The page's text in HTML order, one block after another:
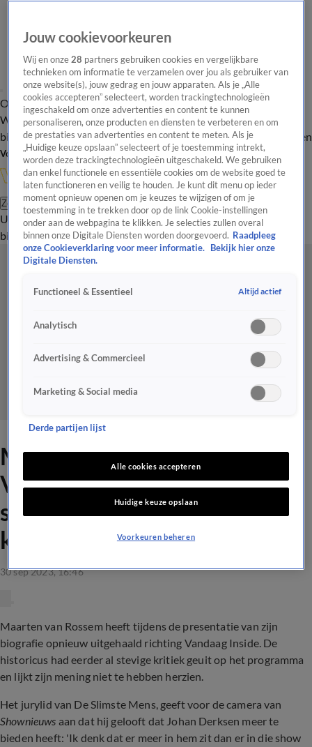
Overzicht Onze programma's Uitzendingen Onze gezichten
In de
WandelgangenInterviewsUitzending
bijwonenPodcastShopVeelgestelde vragenKijkersvraag insturen
Volg Vandaag Inside
Zoeken
UitzendingenVandaag InsideDe OranjezomerShopUitzending
bijwonen
Maarten van Rossem over
Vandaag Inside: 'Achterlijke
show, schaamt u zich als u
kijkt!'
30 sep 2023, 16:46
Maarten van Rossem heeft tijdens de presentatie van zijn
biografie opnieuw uitgehaald richting Vandaag Inside. De
historicus had eerder al stevige kritiek geuit op het programma
en lijkt zijn mening niet te hebben herzien.
Het jurylid van De Slimste Mens, geeft voor de camera van
Shownieuws aan dat hij gelooft dat Johan Derksen meer te
bieden heeft: 'Ik denk dat er meer in hem zit dan er in die show
Jouw cookievoorkeuren
Wij en onze28 partners gebruiken cookies en vergelijkbare
technieken om informatie te verzamelen over jou als gebruiker van
onze website(s), jouw gedrag en jouw apparaten. Als je „Alle
cookies accepteren” selecteert, worden trackingtechnologieën
ingeschakeld om onze advertenties en content te kunnen
personaliseren, onze producten en diensten te verbeteren en om
de prestaties van advertenties en content te meten. Als je
„Huidige keuze opslaan” selecteert of je toestemming intrekt,
worden deze trackingtechnologieën uitgeschakeld. We gebruiken
dan enkel functionele en essentiële cookies om de website goed te
laten functioneren en veilig te houden. Je kunt dit menu op ieder
moment opnieuw openen om je keuzes te wijzigen of om je
toestemming in te trekken door op de link Cookie-instellingen
onder aan de webpagina te klikken. Je selecties zullen overal
binnen onze Digitale Diensten worden doorgevoerd. Raadpleeg
onze Cookieverklaring voor meer informatie.
Bekijk hier onze
Digitale Diensten.
Functioneel & Essentieel Altijd actief
Analytisch
Advertising & Commercieel
Marketing & Social media
Derde partijen lijst
Alle cookies accepteren
Huidige keuze opslaan
Voorkeuren beheren